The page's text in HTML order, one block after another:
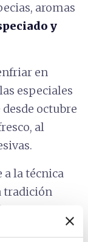
aromas
y
en
especiales
octubre
al
a la técnica
tradición
toscano DOP